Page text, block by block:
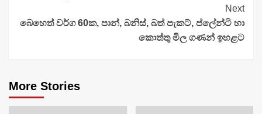
Next
බෙහෙත් වර්ග 60ක, පාන්, බනිස්, බත් පැකට්, ප්ලේන්ටි හා
කොත්තු මිල ගණන් ඉහළට
More Stories